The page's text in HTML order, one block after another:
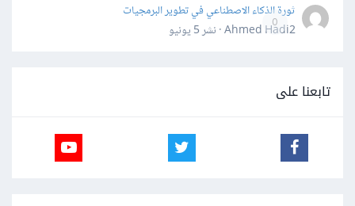
0
ثورة الذكاء الاصطناعي في تطوير البرمجيات
Ahmed Hadi2 · نشر
5 يونيو
تابعنا على